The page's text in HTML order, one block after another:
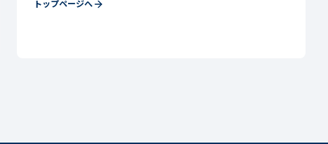
トップページへ